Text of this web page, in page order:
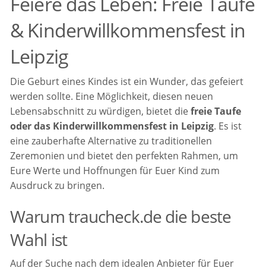
& Kinderwillkommensfest in
Leipzig
Die Geburt eines Kindes ist ein Wunder, das gefeiert
werden sollte. Eine Möglichkeit, diesen neuen
Lebensabschnitt zu würdigen, bietet diefreie Taufe
oder das Kinderwillkommensfest in Leipzig. Es ist
eine zauberhafte Alternative zu traditionellen
Zeremonien und bietet den perfekten Rahmen, um
Eure Werte und Hoffnungen für Euer Kind zum
Ausdruck zu bringen.
Warum traucheck.de die beste
Wahl ist
Auf der Suche nach dem idealen Anbieter für Euer